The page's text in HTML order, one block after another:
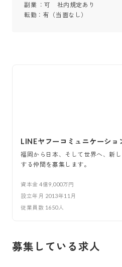
副業 ：可　社内規定あり
LINEヤフーコミュニケーショ
福岡から日本、そして世界へ、新
する仲間を募集します。
資本金4億9,000万円
設立年月 2013年11月
従業員数 1650人
募集している求人